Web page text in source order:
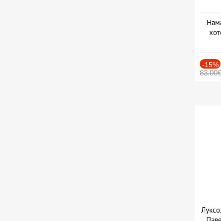
-15%
83.00€